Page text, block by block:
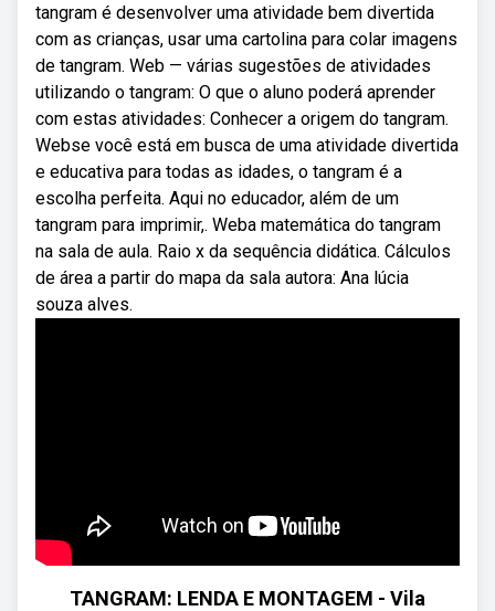
tangram é desenvolver uma atividade bem divertida
com as crianças, usar uma cartolina para colar imagens
de tangram. Web — várias sugestões de atividades
utilizando o tangram: O que o aluno poderá aprender
com estas atividades: Conhecer a origem do tangram.
Webse você está em busca de uma atividade divertida
e educativa para todas as idades, o tangram é a
escolha perfeita. Aqui no educador, além de um
tangram para imprimir,. Weba matemática do tangram
na sala de aula. Raio x da sequência didática. Cálculos
de área a partir do mapa da sala autora: Ana lúcia
souza alves.
TANGRAM: LENDA E MONTAGEM - Vila